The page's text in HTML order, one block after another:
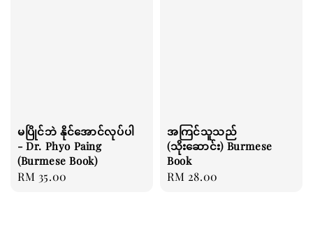
မပြိုင်ဘဲ နိုင်အောင်လုပ်ပါ
- Dr. Phyo Paing
(Burmese Book)
Regular
RM 35.00
အကြင်သူသည်
(သိုးဆောင်း) Burmese
Book
Regular
RM 28.00